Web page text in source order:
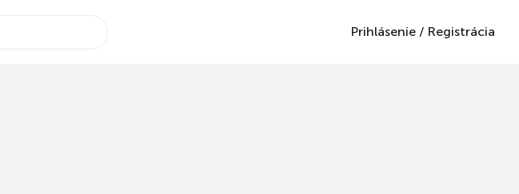
Prihlásenie / Registrácia